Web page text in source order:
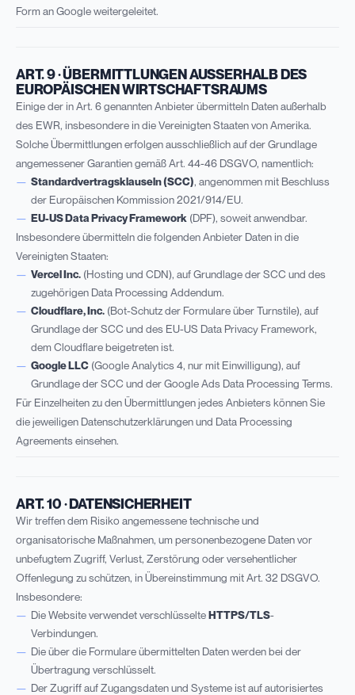
Form an Google weitergeleitet.
ART. 9 · ÜBERMITTLUNGEN AUSSERHALB DES E
UROPÄISCHEN WIRTSCHAFTSRAUMS
Einige der in Art. 6 genannten Anbieter übermitteln Daten außerhalb
des EWR, insbesondere in die Vereinigten Staaten von Amerika.
Solche Übermittlungen erfolgen ausschließlich auf der Grundlage
angemessener Garantien gemäß Art. 44-46 DSGVO, namentlich:
Standardvertragsklauseln (SCC), angenommen mit Beschluss
der Europäischen Kommission 2021/914/EU.
EU-US Data Privacy Framework (DPF), soweit anwendbar.
Insbesondere übermitteln die folgenden Anbieter Daten in die
Vereinigten Staaten:
Vercel Inc. (Hosting und CDN), auf Grundlage der SCC und des
zugehörigen Data Processing Addendum.
Cloudflare, Inc. (Bot-Schutz der Formulare über Turnstile), auf
Grundlage der SCC und des EU-US Data Privacy Framework,
dem Cloudflare beigetreten ist.
Google LLC (Google Analytics 4, nur mit Einwilligung), auf
Grundlage der SCC und der Google Ads Data Processing Terms.
Für Einzelheiten zu den Übermittlungen jedes Anbieters können Sie
die jeweiligen Datenschutzerklärungen und Data Processing
Agreements einsehen.
ART. 10 · DATENSICHERHEIT
Wir treffen dem Risiko angemessene technische und
organisatorische Maßnahmen, um personenbezogene Daten vor
unbefugtem Zugriff, Verlust, Zerstörung oder versehentlicher
Offenlegung zu schützen, in Übereinstimmung mit Art. 32 DSGVO.
Insbesondere:
Die Website verwendet verschlüsselteHTTPS/TLS-
Verbindungen.
Die über die Formulare übermittelten Daten werden bei der
Übertragung verschlüsselt.
Der Zugriff auf Zugangsdaten und Systeme ist auf autorisiertes